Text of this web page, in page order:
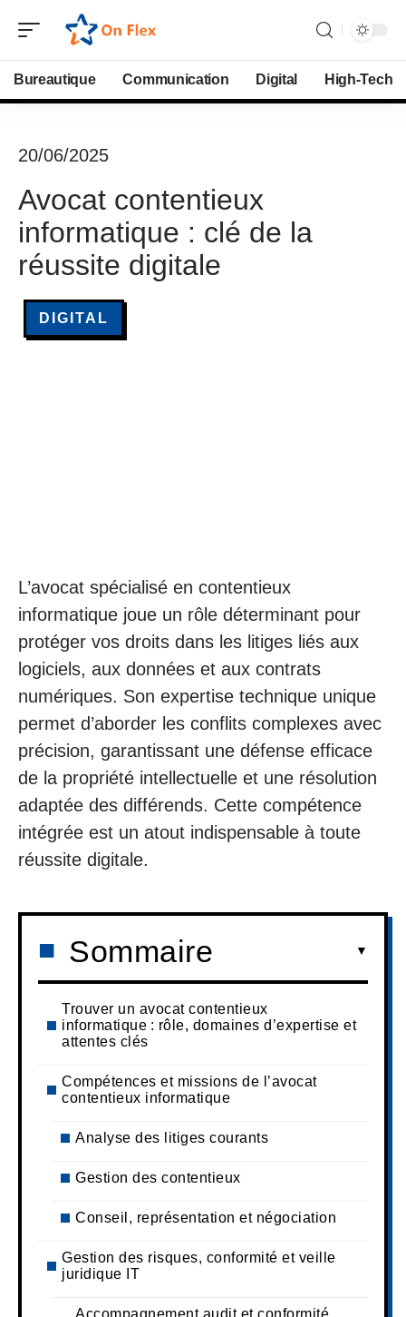
Bureautique Communication Digital High-Tech
20/06/2025
Avocat contentieux
informatique : clé de la
réussite digitale
DIGITAL
L’avocat spécialisé en contentieux
informatique joue un rôle déterminant pour
protéger vos droits dans les litiges liés aux
logiciels, aux données et aux contrats
numériques. Son expertise technique unique
permet d’aborder les conflits complexes avec
précision, garantissant une défense efficace
de la propriété intellectuelle et une résolution
adaptée des différends. Cette compétence
intégrée est un atout indispensable à toute
réussite digitale.
Sommaire
Trouver un avocat contentieux
informatique : rôle, domaines d’expertise et
attentes clés
Compétences et missions de l’avocat
contentieux informatique
Analyse des litiges courants
Gestion des contentieux
Conseil, représentation et négociation
Gestion des risques, conformité et veille
juridique IT
Accompagnement audit et conformité